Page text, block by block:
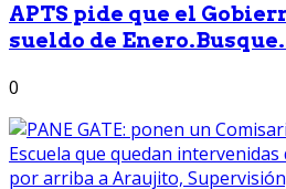
APTS pide que el
sueldo de
0